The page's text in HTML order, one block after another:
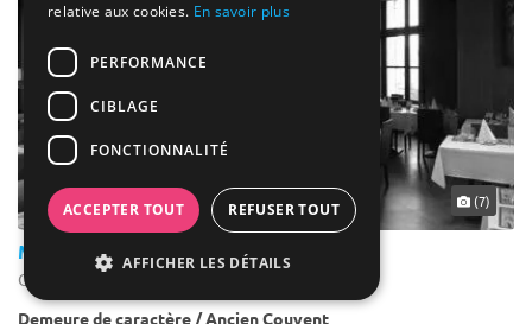
(7)
Mont Sainteodile
Ottrott - Bas-Rhin (67)
Demeure de caractère / Ancien Couvent
relative aux cookies. En savoir plus
PERFORMANCE
CIBLAGE
FONCTIONNALITÉ
ACCEPTER TOUT REFUSER TOUT
AFFICHER LES DÉTAILS